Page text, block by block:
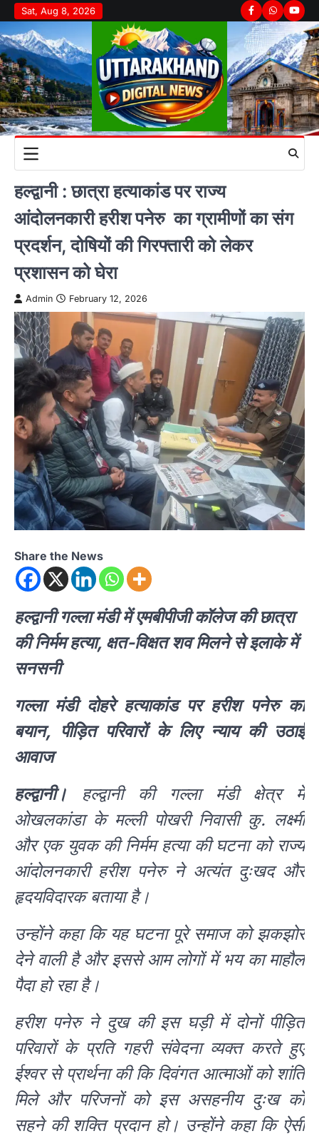
Skip
to
content
Sat, Aug 8, 2026 Facebook
Whatsapp
हल्द्वानी : छात्रा हत्याकांड पर राज्य
आंदोलनकारी हरीश पनेरु का ग्रामीणों का संग
प्रदर्शन, दोषियों की गिरफ्तारी को लेकर
प्रशासन को घेरा
Admin February 12, 2026
Share the News
हल्द्वानी गल्ला मंडी में एमबीपीजी कॉलेज की छात्रा
की निर्मम हत्या, क्षत-विक्षत शव मिलने से इलाके में
सनसनी
गल्ला मंडी दोहरे हत्याकांड पर हरीश पनेरु का
बयान, पीड़ित परिवारों के लिए न्याय की उठाई
आवाज
हल्द्वानी। हल्द्वानी की गल्ला मंडी क्षेत्र में
ओखलकांडा के मल्ली पोखरी निवासी कु. लक्ष्मी
और एक युवक की निर्मम हत्या की घटना को राज्य
आंदोलनकारी हरीश पनेरु ने अत्यंत दुःखद और
हृदयविदारक बताया है।
उन्होंने कहा कि यह घटना पूरे समाज को झकझोर
देने वाली है और इससे आम लोगों में भय का माहौल
पैदा हो रहा है।
हरीश पनेरु ने दुख की इस घड़ी में दोनों पीड़ित
परिवारों के प्रति गहरी संवेदना व्यक्त करते हुए
ईश्वर से प्रार्थना की कि दिवंगत आत्माओं को शांति
मिले और परिजनों को इस असहनीय दुःख को
सहने की शक्ति प्रदान हो। उन्होंने कहा कि ऐसी